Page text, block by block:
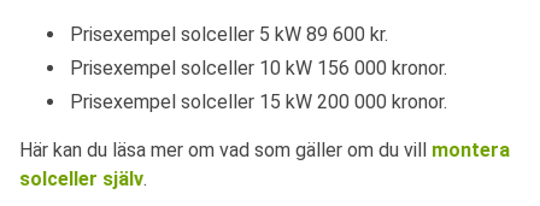
Prisexempel solceller 5 kW 89 600 kr.
Prisexempel solceller 10 kW 156 000 kronor.
Prisexempel solceller 15 kW 200 000 kronor.
Här kan du läsa mer om vad som gäller om du vill montera
solceller själv.